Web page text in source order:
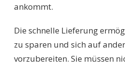
ankommt.
Die schnelle Lieferung
zu sparen und sich auf
vorzubereiten. Sie müssen